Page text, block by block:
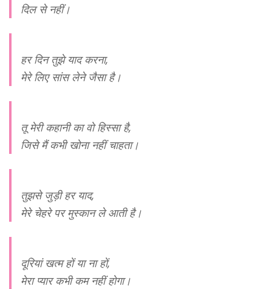
दिल से नहीं।
हर दिन तुझे याद करना,
मेरे लिए सांस लेने जैसा है।
तू मेरी कहानी का वो हिस्सा है,
जिसे मैं कभी खोना नहीं चाहता।
तुझसे जुड़ी हर याद,
मेरे चेहरे पर मुस्कान ले आती है।
दूरियां खत्म हों या ना हों,
मेरा प्यार कभी कम नहीं होगा।